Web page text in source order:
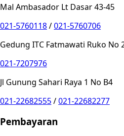
Mal Ambasador Lt Dasar 43-45
021-5760118/021-5760706
Gedung ITC Fatmawati Ruko No
021-7207976
Jl Gunung Sahari Raya 1 No B4
021-22682555/021-22682277
Pembayaran